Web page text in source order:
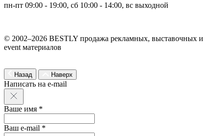
пн-пт 09:00 - 19:00, сб 10:00 - 14:00, вс выходной
© 2002–2026 BESTLY продажа рекламных, выставочных и
event материалов
Назад Наверх
Написать на e-mail
Ваше имя *
Ваш e-mail *